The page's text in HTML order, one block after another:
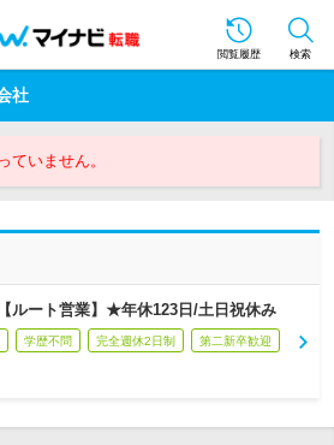
閲覧履歴 検索
社
ていません。
ルート営業】★年休123日/土日祝休み
学歴不問 完全週休2日制 第二新卒歓迎